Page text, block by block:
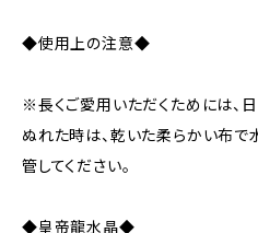
◆使用上の注意◆
※長くご愛用いただくためには、
ぬれた時は、乾いた柔らかい布で
管してください。
◆皇帝龍水晶◆